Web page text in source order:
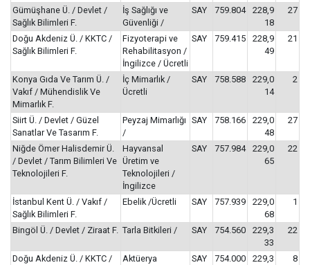
Gümüşhane Ü. / Devlet /
Sağlık Bilimleri F.
İş Sağlığı ve
Güvenliği /
SAY 759.804
228,9
18
27
Doğu Akdeniz Ü. / KKTC /
Sağlık Bilimleri F.
Fizyoterapi ve
Rehabilitasyon /
İngilizce / Ücretli
SAY 759.415
228,9
49
21
Konya Gıda Ve Tarım Ü. /
Vakıf / Mühendislik Ve
Mimarlık F.
İç Mimarlık /
Ücretli
SAY 758.588
229,0
14
2
Siirt Ü. / Devlet / Güzel
Sanatlar Ve Tasarım F.
Peyzaj Mimarlığı
/
SAY 758.166
229,0
48
27
Niğde Ömer Halisdemir Ü.
/ Devlet / Tarım Bilimleri Ve
Teknolojileri F.
Hayvansal
Üretim ve
Teknolojileri /
İngilizce
SAY 757.984
229,0
65
22
İstanbul Kent Ü. / Vakıf /
Sağlık Bilimleri F.
Ebelik /Ücretli SAY 757.939
229,0
68
1
Bingöl Ü. / Devlet / Ziraat F. Tarla Bitkileri / SAY 754.560
229,3
33
22
Doğu Akdeniz Ü. / KKTC /
Aktüerya
SAY 754.000
229,3
8